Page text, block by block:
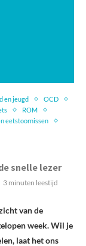
en jeugd
OCD
ROM
eetstoornissen
snelle lezer
3 minuten leestijd
van de
week. Wil je
laat het ons